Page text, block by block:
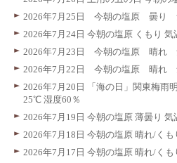
2026年7月25日 今朝の塩原 曇り
2026年7月24日 今朝の塩原 くもり
2026年7月23日 今朝の塩原 晴れ
2026年7月22日 今朝の塩原 晴れ
2026年7月20日 「海の日」関東梅
25℃ 湿度60％
2026年7月19日 今朝の塩原 薄曇り
2026年7月18日 今朝の塩原 晴れ/く
2026年7月17日 今朝の塩原 晴れ/く